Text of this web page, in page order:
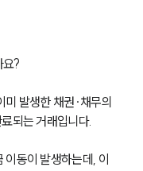
요?
발생한 채권∙채무의
되는 거래입니다.
동이 발생하는데, 이